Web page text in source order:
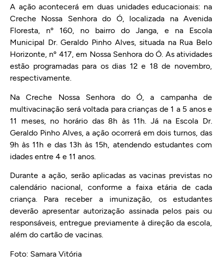
A ação acontecerá em duas unidades educacionais: na
Creche Nossa Senhora do Ó, localizada na Avenida
Floresta, nº 160, no bairro do Janga, e na Escola
Municipal Dr. Geraldo Pinho Alves, situada na Rua Belo
Horizonte, nº 417, em Nossa Senhora do Ó. As atividades
estão programadas para os dias 12 e 18 de novembro,
respectivamente.
Na Creche Nossa Senhora do Ó, a campanha de
multivacinação será voltada para crianças de 1 a 5 anos e
11 meses, no horário das 8h às 11h. Já na Escola Dr.
Geraldo Pinho Alves, a ação ocorrerá em dois turnos, das
9h às 11h e das 13h às 15h, atendendo estudantes com
idades entre 4 e 11 anos.
Durante a ação, serão aplicadas as vacinas previstas no
calendário nacional, conforme a faixa etária de cada
criança. Para receber a imunização, os estudantes
deverão apresentar autorização assinada pelos pais ou
responsáveis, entregue previamente à direção da escola,
além do cartão de vacinas.
Foto: Samara Vitória